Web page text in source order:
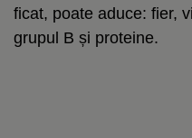
ficat, poate aduce: fier,
grupul B și proteine.